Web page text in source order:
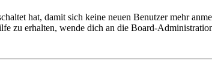
hat, damit sich keine neuen Benutzer mehr
zu erhalten, wende dich an die Board-